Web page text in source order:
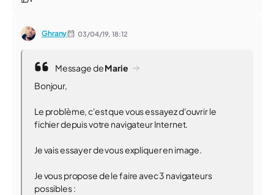
Ghrany 03/04/19,18:12
Message deMarie
Bonjour,
Le problème, c'est que vous essayez d'ouvrir le
fichier depuis votre navigateur Internet.
Je vais essayer de vous expliquer en image.
Je vous propose de le faire avec 3 navigateurs
possibles :